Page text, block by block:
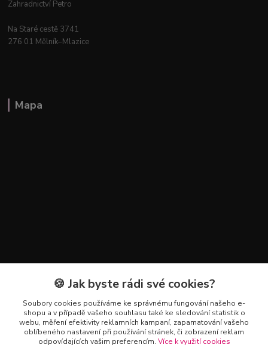
Zahradnictví Petro
Na Staré cestě 3741
276 01 Mělník–Mlazice
Mapa
Kontakty
+420 602 223 614
info@zahradnictvipetro.cz
🍪 Jak byste rádi své cookies?
Soubory cookies používáme ke správnému fungování našeho e-
shopu a v případě vašeho souhlasu také ke sledování statistik o
webu, měření efektivity reklamních kampaní, zapamatování vašeho
oblíbeného nastavení při používání stránek, či zobrazení reklam
odpovídajících vašim preferencím. Více k využití cookies